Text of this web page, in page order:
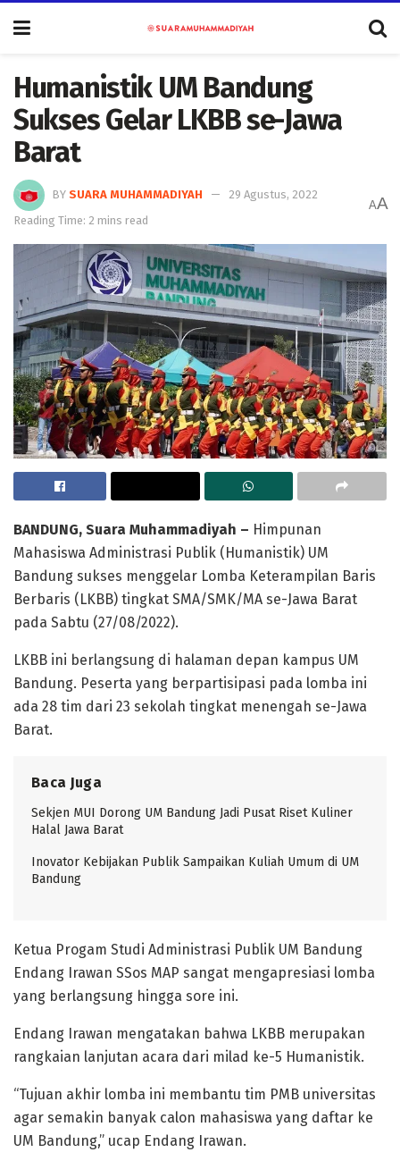
Humanistik UM Bandung
Sukses Gelar LKBB se-Jawa
Barat
BY SUARA MUHAMMADIYAH
29 Agustus, 2022
Reading Time: 2 mins read
AA
BANDUNG, Suara Muhammadiyah – Himpunan
Mahasiswa Administrasi Publik (Humanistik) UM
Bandung sukses menggelar Lomba Keterampilan Baris
Berbaris (LKBB) tingkat SMA/SMK/MA se-Jawa Barat
pada Sabtu (27/08/2022).
LKBB ini berlangsung di halaman depan kampus UM
Bandung. Peserta yang berpartisipasi pada lomba ini
ada 28 tim dari 23 sekolah tingkat menengah se-Jawa
Barat.
Baca Juga
Sekjen MUI Dorong UM Bandung Jadi Pusat Riset Kuliner
Halal Jawa Barat
Inovator Kebijakan Publik Sampaikan Kuliah Umum di UM
Bandung
Ketua Progam Studi Administrasi Publik UM Bandung
Endang Irawan SSos MAP sangat mengapresiasi lomba
yang berlangsung hingga sore ini.
Endang Irawan mengatakan bahwa LKBB merupakan
rangkaian lanjutan acara dari milad ke-5 Humanistik.
“Tujuan akhir lomba ini membantu tim PMB universitas
agar semakin banyak calon mahasiswa yang daftar ke
UM Bandung,” ucap Endang Irawan.